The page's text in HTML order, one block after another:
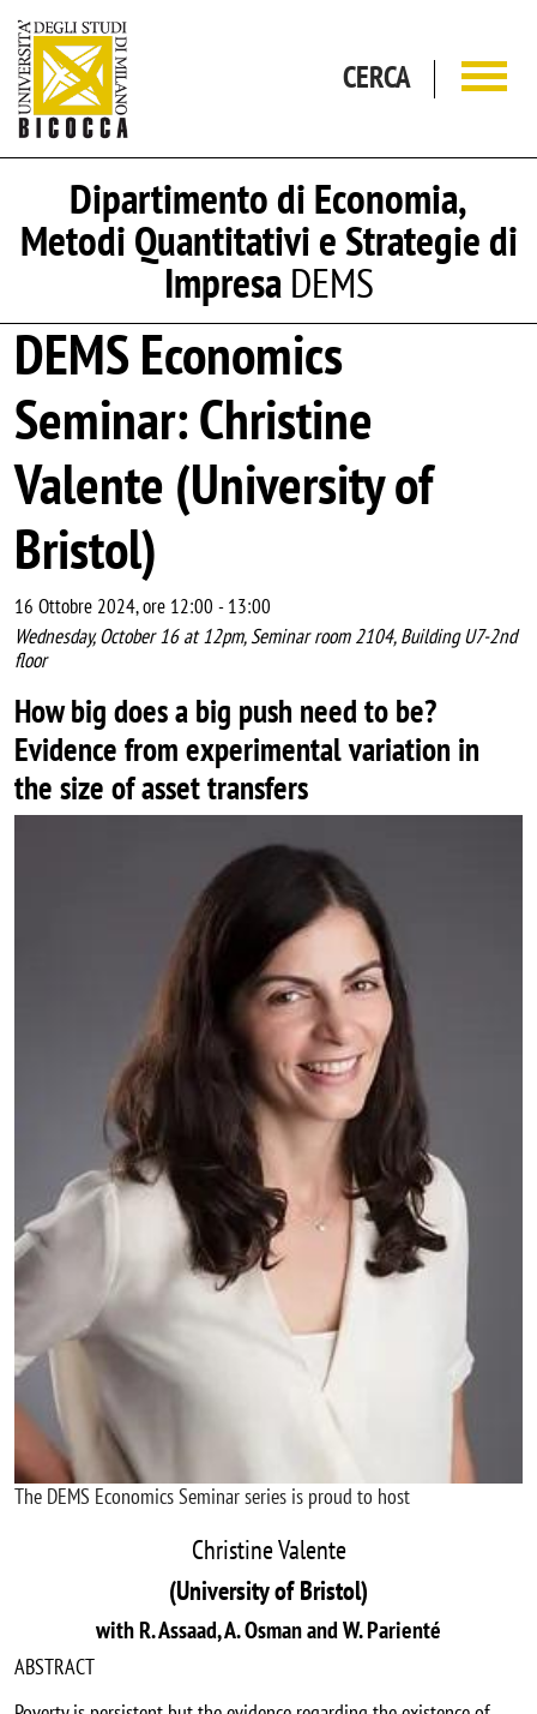
CERCA
Dipartimento di Economia,
Metodi Quantitativi e Strategie di
ImpresaDEMS
DEMS Economics
Seminar: Christine
Valente (University of
Bristol)
16 Ottobre 2024, ore 12:00 -13:00
Wednesday, October 16 at 12pm, Seminar room 2104, Building U7-2nd
floor
How big does a big push need to be?
Evidence from experimental variation in
the size of asset transfers
The DEMS Economics Seminar series is proud to host
Christine Valente
(University of Bristol)
with R. Assaad, A. Osman and W. Parienté
ABSTRACT